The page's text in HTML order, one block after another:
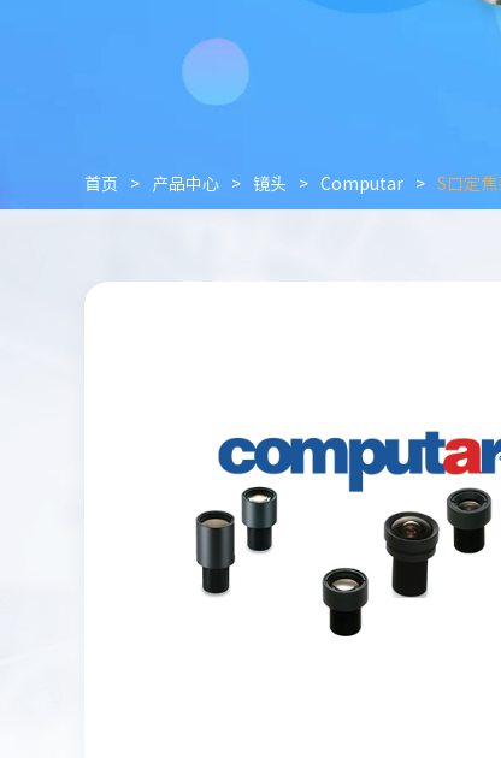
首页 > 产品中心 > 镜头 > Computar > S口定